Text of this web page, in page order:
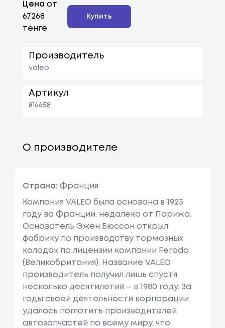
Цена от
67268
тенге
Купить
Производитель
valeo
Артикул
816658
О производителе
Страна: Франция
Компания VALEO была основана в 1923
году во Франции, недалеко от Парижа.
Основатель Эжен Бюссон открыл
фабрику по производству тормозных
колодок по лицензии компании Ferodo
(Великобритания). Название VALEO
производитель получил лишь спустя
несколько десятилетий – в 1980 году. За
годы своей деятельности корпорации
удалось поглотить производителей
автозапчастей по всему миру, что